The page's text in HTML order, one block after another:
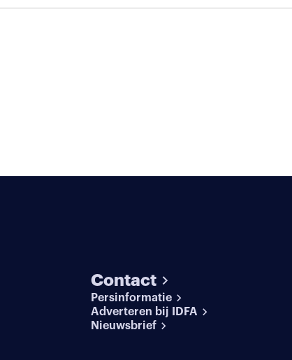
Contact
Persinformatie
Adverteren bij IDFA
Nieuwsbrief